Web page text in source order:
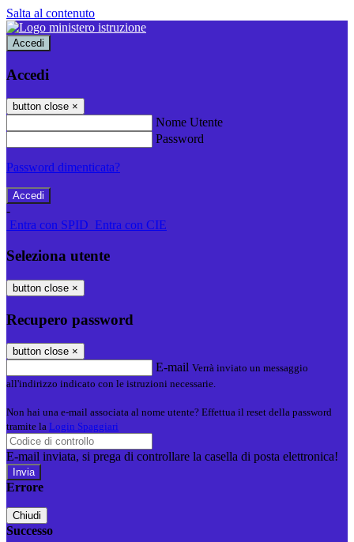
Salta al contenuto
Accedi
Accedi
button close ×
Nome Utente
Password
Password dimenticata?
-
Entra con SPID Entra con CIE
Seleziona utente
button close ×
Recupero password
button close ×
E-mail Verrà inviato un messaggio
all'indirizzo indicato con le istruzioni necessarie.
Non hai una e-mail associata al nome utente? Effettua il reset della password
tramite la Login Spaggiari
E-mail inviata, si prega di controllare la casella di posta elettronica!
Errore
Chiudi
Successo